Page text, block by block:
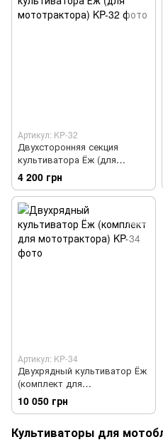
Артикул: KP-32
Двухсторонняя секция
культиватора Ёж (для
мототрактора)
4 200 грн
Артикул: KP-34
Двухрядный культиватор Ёж
(комплект для
мототрактора)
10 050 грн
Культиваторы для